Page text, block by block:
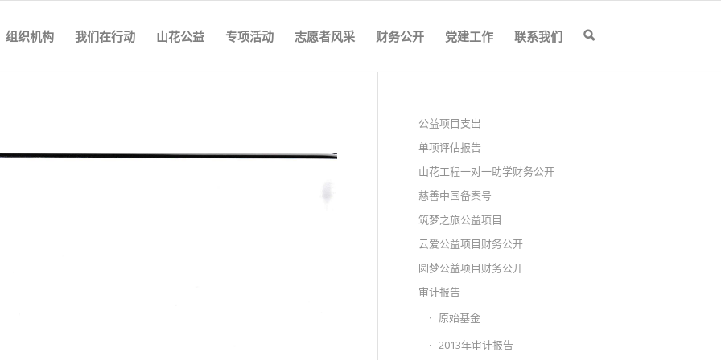
组织机构 我们在行动 山花公益 专项活动 志愿者风采 财务公开 党建工作 联系我们 🔍
公益项目支出
单项评估报告
山花工程一对一助学财务公开
慈善中国备案号
筑梦之旅公益项目
云爱公益项目财务公开
圆梦公益项目财务公开
审计报告
原始基金
2013年审计报告